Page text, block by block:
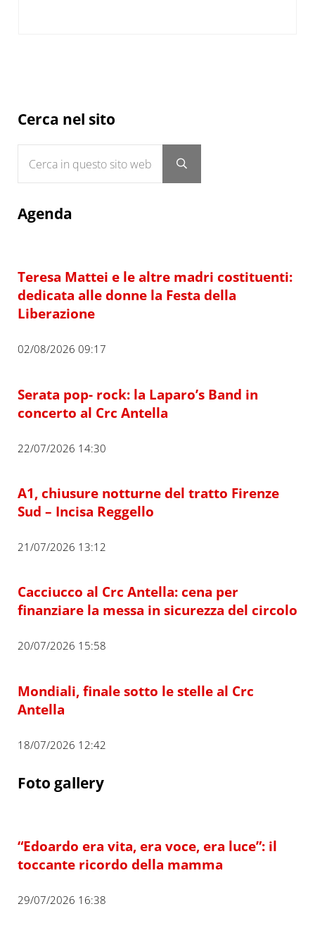
Sidebar
Cerca nel sito
Submit search
Agenda
Teresa Mattei e le altre madri costituenti:
dedicata alle donne la Festa della
Liberazione
02/08/2026 09:17
Serata pop- rock: la Laparo’s Band in
concerto al Crc Antella
22/07/2026 14:30
A1, chiusure notturne del tratto Firenze
Sud – Incisa Reggello
21/07/2026 13:12
Cacciucco al Crc Antella: cena per
finanziare la messa in sicurezza del circolo
20/07/2026 15:58
Mondiali, finale sotto le stelle al Crc
Antella
18/07/2026 12:42
Foto gallery
“Edoardo era vita, era voce, era luce”: il
toccante ricordo della mamma
29/07/2026 16:38